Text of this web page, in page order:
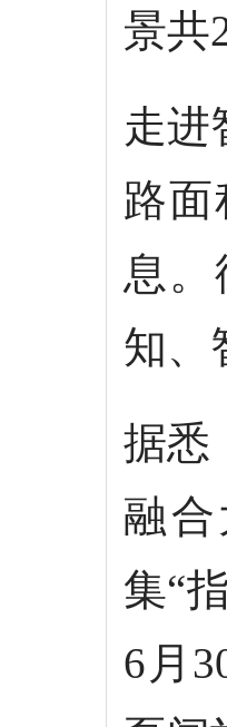
景共
走进
路面
息。
知、
据悉
融
集“
6月